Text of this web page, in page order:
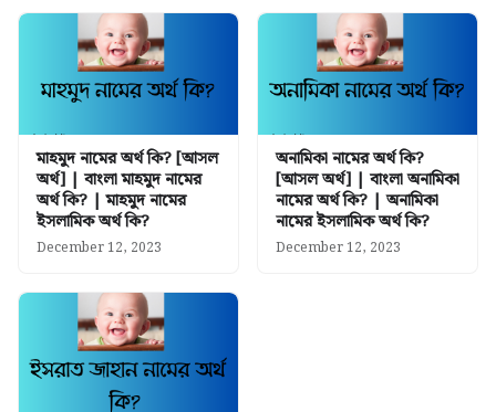
মাহমুদ নামের অর্থ কি? [আসল
অর্থ] | বাংলা মাহমুদ নামের
অর্থ কি? | মাহমুদ নামের
ইসলামিক অর্থ কি?
December 12, 2023
অনামিকা নামের অর্থ কি?
[আসল অর্থ] | বাংলা অনামিকা
নামের অর্থ কি? | অনামিকা
নামের ইসলামিক অর্থ কি?
December 12, 2023